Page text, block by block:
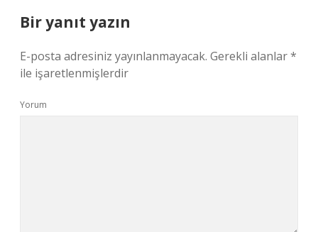
Bir yanıt yazın
E-posta adresiniz yayınlanmayacak. Gerekli alanlar*
ile işaretlenmişlerdir
Yorum